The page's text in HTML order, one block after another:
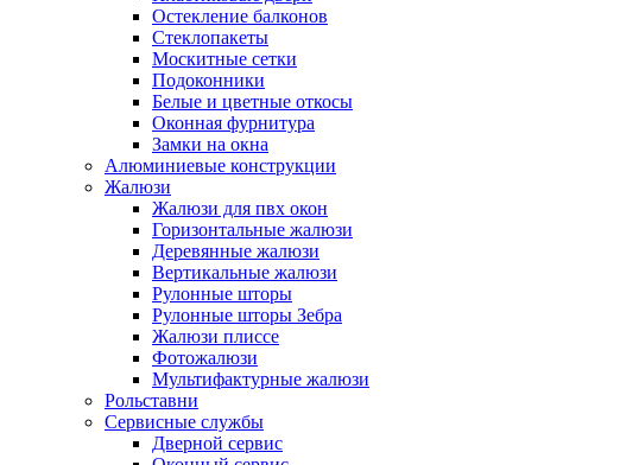
Остекление балконов
Стеклопакеты
Москитные сетки
Подоконники
Белые и цветные откосы
Оконная фурнитура
Замки на окна
Алюминиевые конструкции
Жалюзи
Жалюзи для пвх окон
Горизонтальные жалюзи
Деревянные жалюзи
Вертикальные жалюзи
Рулонные шторы
Рулонные шторы Зебра
Жалюзи плиссе
Фотожалюзи
Мультифактурные жалюзи
Рольставни
Сервисные службы
Дверной сервис